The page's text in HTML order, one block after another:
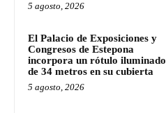
5 agosto, 2026
El Palacio de Exposiciones y
Congresos de Estepona
incorpora un rótulo iluminado
de 34 metros en su cubierta
5 agosto, 2026